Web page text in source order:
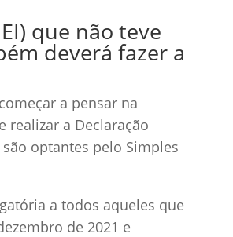
que não teve
deverá fazer a
a pensar na
realizar a Declaração
optantes pelo Simples
a todos aqueles que
de 2021 e